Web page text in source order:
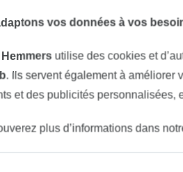
-24%
vos données à vos
utilise des cookies et
. Ils servent également à améliorer
et des publicités personnalisées,
plus d’informations dans